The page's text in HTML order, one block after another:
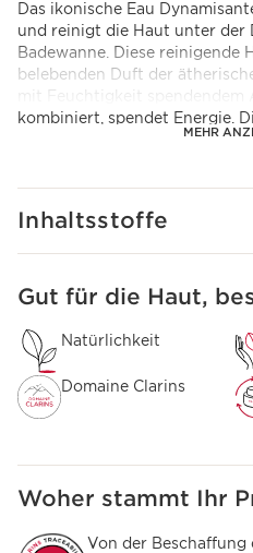
MEHR
Das ikonische Eau
und reinigt die Haut unter der
Badewanne. Diese reinigende
belebenden Duft der
mit Feuchtigkeit spendendem
kombiniert, spendet Energie.
sanft, spendet ihr
Ausspülen.
Innovation
Feuchtigkeit und reinigt die
Inhaltsstoffe
WEITER ZUM INHALT
Gut für die Haut,
Natürlichkeit
Domaine Clarins
Woher stammt Ihr
Von der